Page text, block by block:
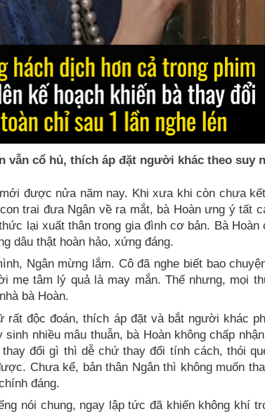
vẫn cổ hủ, thích áp đặt người khác theo suy
được nửa năm nay. Khi xưa khi còn chưa
trai đưa Ngân về ra mắt, bà Hoàn ưng ý tất
lại xuất thân trong gia đình cơ bản. Bà
dâu thật hoàn hảo, xứng đáng.
Ngân mừng lắm. Cô đã nghe biết bao
mẹ tâm lý quả là may mắn. Thế nhưng, mọi
bà Hoàn.
rất độc đoán, thích áp đặt và bắt người khác
nhiều mâu thuẫn, bà Hoàn không chấp
đổi gì thì dễ chứ thay đổi tính cách, thói
Chưa kể, bản thân Ngân thì không muốn
đáng.
nói chung, ngay lập tức đã khiến không khí